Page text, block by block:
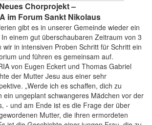
Chorprojekt –
im Forum Sankt Nikolaus
gibt es in unserer Gemeinde wieder ein
einem gut überschaubaren Zeitraum von 3
wir in intensiven Proben Schritt für Schritt ein
und führen es gemeinsam auf.
von Eugen Eckert und Thomas Gabriel
der Mutter Jesu aus einer sehr
„Werde ich es schaffen, dich zu
ein ungeplant schwangeres Mädchen vor der
- und am Ende ist es die Frage der über
Mutter, die ihren ermordeten